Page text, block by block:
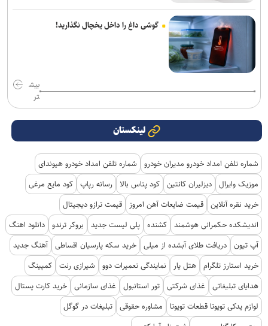
گوشی داغ را داخل یخچال نگذارید!
بیش
تر
لینکستان
شماره تلفن امداد خودرو مدیران خودرو
شماره تلفن امداد خودرو هیوندای
موزیک وایرال دیزلیران کانتین کود پتاس بالا رسانه رپاپ کود مایع مرغی
خرید نقره آنلاین قیمت ضایعات آهن امروز
قیمت ترازو دیجیتال
اندیشکده حکمرانی هوشمند کشنده پلی لیست جدید بروکر ترندو دانلود اهنگ
آپ تیون دریافت طلای آبشده از میلی خرید سکه پارسیان اقساطی آهنگ جدید
خرید استارز تلگرام هتل یار نمایندگی تعمیرات دوو شیرازی رنت کمپینگ
هدایای تبلیغاتی
غذای شرکتی تور استانبول غذای سازمانی خرید کارت پستال
لوازم یدکی تویوتا قطعات تویوتا
مشاوره حقوقی تبلیغات در گوگل